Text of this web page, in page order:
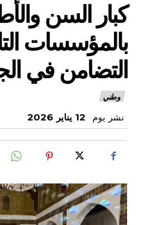
كبار السن
بالمؤسسات
التضامن في
وطني
نشر يوم 12 يناير 2026